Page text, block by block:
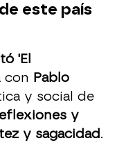
este país
'El
con Pablo
y social de
y
y sagacidad.